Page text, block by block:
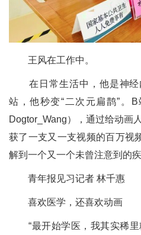
王风在工作中。
在日常生活中，他是神经
站，他秒变“二次元扁鹊”。
Dogtor_Wang），通过给动画
获了一支又一支视频的百万视
解到一个又一个未曾注意到的疾
青年报见习记者 林千惠
喜欢医学，还喜欢动画
“最开始学医，我其实稀里